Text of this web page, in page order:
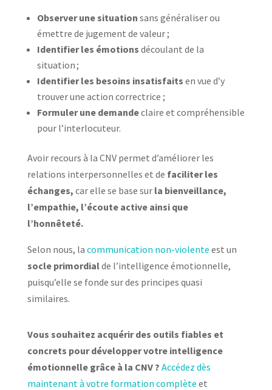
Observer une situation sans généraliser ou
émettre de jugement de valeur ;
Identifier les émotions découlant de la
situation ;
Identifier les besoins insatisfaits en vue d’y
trouver une action correctrice ;
Formuler une demandeclaire et compréhensible
pour l’interlocuteur.
Avoir recours à la CNV permet d’améliorer les
relations interpersonnelles et de faciliter les
échanges, car elle se base sur la bienveillance,
l’empathie, l’écoute active ainsi que
l’honnêteté.
Selon nous, la communication non-violente est un
socle primordialde l’intelligence émotionnelle,
puisqu’elle se fonde sur des principes quasi
similaires.
Vous souhaitez acquérir des outils fiables et
concrets pour développer votre intelligence
émotionnelle grâce à la CNV ? Accédez dès
maintenant à votre formation complète et